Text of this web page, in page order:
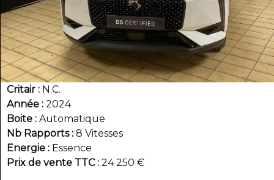
Critair
N.C.
Année 2024
Boite Automatique
Nb Rapports 8 Vitesses
Energie
Essence
Prix de vente TTC 24 250 €